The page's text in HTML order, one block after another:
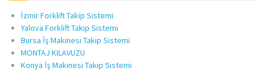
İzmir Forklift Takip Sistemi
Yalova Forklift Takip Sistemi
Bursa İş Makinesi Takip Sistemi
MONTAJ KILAVUZU
Konya İş Makinesi Takip Sistemi